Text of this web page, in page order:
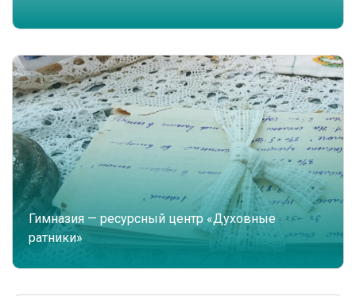
Гимназия — ресурсный центр «Духовные
ратники»